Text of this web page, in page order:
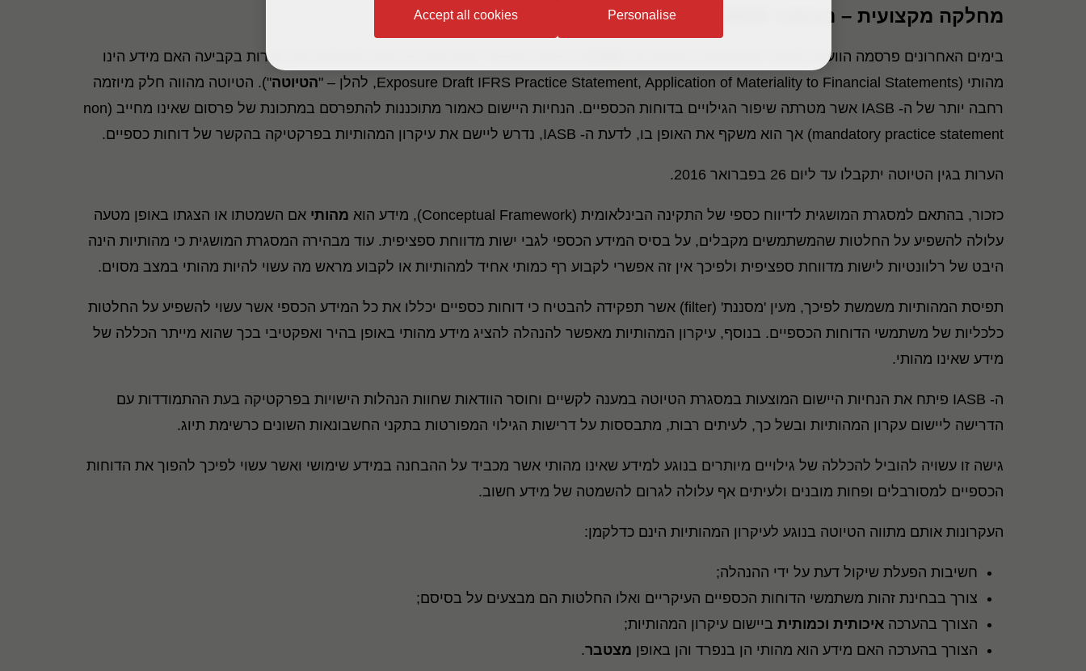
מחלקה מקצועית – נובמבר 2015
בימים האחרונים פרסמה הוועדה לתקני חשבונאות בינלאומיים ("
") טיוטת הנחיות יישום שעניינה סיוע להנהלות של חברות בקביעה האם מידע הינו
מהותי (Exposure Draft IFRS Practice Statement, Application of Materiality to Financial Statements, להלן – "
הטיוטה"). הטיוטה מהווה חלק מיוזמה
רחבה יותר של ה- IASB אשר מטרתה שיפור הגילויים בדוחות הכספיים. הנחיות היישום כאמור מתוכננות להתפרסם במתכונת של פרסום שאינו מחייב (non
mandatory practice statement) אך הוא משקף את האופן בו, לדעת ה- IASB, נדרש ליישם את עיקרון המהותיות בפרקטיקה בהקשר של דוחות כספיים.
הערות בגין הטיוטה יתקבלו עד ליום 26 בפברואר 2016.
כזכור, בהתאם למסגרת המושגית לדיווח כספי של התקינה הבינלאומית (Conceptual Framework), מידע הוא מהותי אם השמטתו או הצגתו באופן מטעה
עלולה להשפיע על החלטות שהמשתמשים מקבלים, על בסיס המידע הכספי לגבי ישות מדווחת ספציפית. עוד מבהירה המסגרת המושגית כי מהותיות הינה
היבט של רלוונטיות לישות מדווחת ספציפית ולפיכך אין זה אפשרי לקבוע רף כמותי אחיד למהותיות או לקבוע מראש מה עשוי להיות מהותי במצב מסוים.
תפיסת המהותיות משמשת לפיכך, מעין 'מסננת' (filter) אשר תפקידה להבטיח כי דוחות כספיים יכללו את כל המידע הכספי אשר עשוי להשפיע על החלטות
כלכליות של משתמשי הדוחות הכספיים. בנוסף, עיקרון המהותיות מאפשר להנהלה להציג מידע מהותי באופן בהיר ואפקטיבי בכך שהוא מייתר הכללה של
מידע שאינו מהותי.
ה- IASB פיתח את הנחיות היישום המוצעות במסגרת הטיוטה במענה לקשיים וחוסר הוודאות שחוות הנהלות הישויות בפרקטיקה בעת ההתמודדות עם
הדרישה ליישום עקרון המהותיות ובשל כך, לעיתים רבות, מתבססות על דרישות הגילוי המפורטות בתקני החשבונאות השונים כרשימת תיוג.
גישה זו עשויה להוביל להכללה של גילויים מיותרים בנוגע למידע שאינו מהותי אשר מכביד על ההבחנה במידע שימושי ואשר עשוי לפיכך להפוך את הדוחות
הכספיים למסורבלים ופחות מובנים ולעיתים אף עלולה לגרום להשמטה של מידע חשוב.
העקרונות אותם מתווה הטיוטה בנוגע לעיקרון המהותיות הינם כדלקמן:
חשיבות הפעלת שיקול דעת על ידי ההנהלה;
צורך בבחינת זהות משתמשי הדוחות הכספיים העיקריים ואלו החלטות הם מבצעים על בסיסם;
הצורך בהערכה איכותית וכמותית ביישום עיקרון המהותיות;
הצורך בהערכה האם מידע הוא מהותי הן בנפרד והן באופן מצטבר.
Accept all cookies Personalise